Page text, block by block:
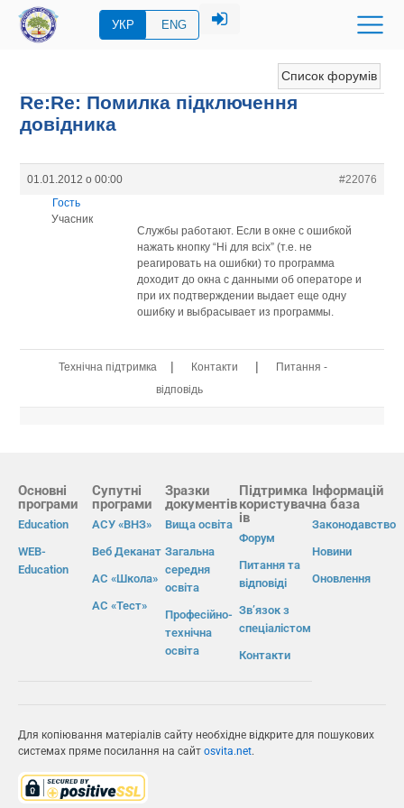
УКР ENG
Список форумів
Re:Re: Помилка підключення
довідника
01.01.2012 о 00:00
#22076
Гость
Учасник
Службы работают. Если в окне с ошибкой
нажать кнопку “Ні для всіх” (т.е. не
реагировать на ошибки) то программа
доходит до окна с данными об операторе и
при их подтверждении выдает еще одну
ошибку и выбрасывает из программы.
Технічна підтримка | Контакти |
Питання -
відповідь
Основні
програми
Education
WEB-
Education
Супутні
програми
АСУ «ВНЗ»
Веб Деканат
АС «Школа»
АС «Тест»
Зразки
документів
Вища освіта
Загальна
середня
освіта
Професійно-
технічна
освіта
Підтримка
користувач
ів
Форум
Питання та
відповіді
Зв’язок з
спеціалістом
Контакти
Інформацій
на база
Законодавство
Новини
Оновлення
Для копіювання матеріалів сайту необхідне відкрите для пошукових
системах пряме посилання на сайт osvita.net.